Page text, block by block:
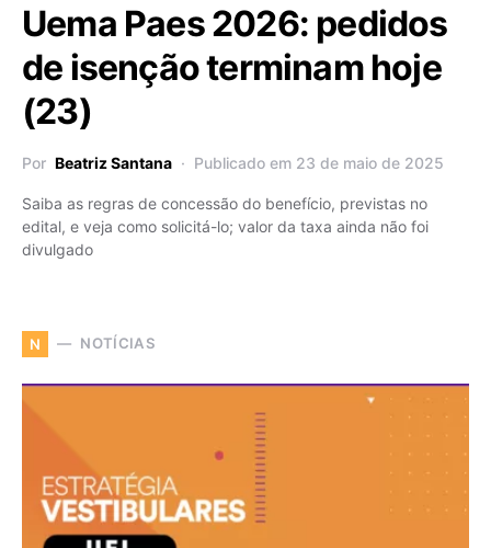
Uema Paes 2026: pedidos
de isenção terminam hoje
(23)
Por Beatriz Santana Publicado em 23 de maio de 2025
Saiba as regras de concessão do benefício, previstas no
edital, e veja como solicitá-lo; valor da taxa ainda não foi
divulgado
N NOTÍCIAS